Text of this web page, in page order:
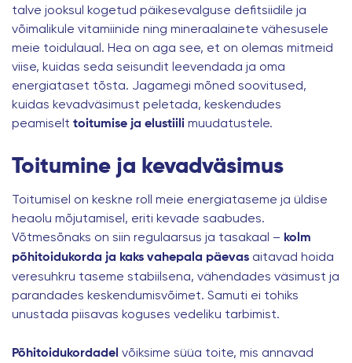
talve jooksul kogetud päikesevalguse defitsiidile ja
võimalikule vitamiinide ning mineraalainete vähesusele
meie toidulaual. Hea on aga see, et on olemas mitmeid
viise, kuidas seda seisundit leevendada ja oma
energiataset tõsta. Jagamegi mõned soovitused,
kuidas kevadväsimust peletada, keskendudes
peamiselt toitumise ja elustiili muudatustele.
Toitumine ja kevadväsimus
Toitumisel on keskne roll meie energiataseme ja üldise
heaolu mõjutamisel, eriti kevade saabudes.
Võtmesõnaks on siin regulaarsus ja tasakaal – kolm
põhitoidukorda ja kaks vahepala päevas aitavad hoida
veresuhkru taseme stabiilsena, vähendades väsimust ja
parandades keskendumisvõimet. Samuti ei tohiks
unustada piisavas koguses vedeliku tarbimist.
Põhitoidukordadel võiksime süüa toite, mis annavad